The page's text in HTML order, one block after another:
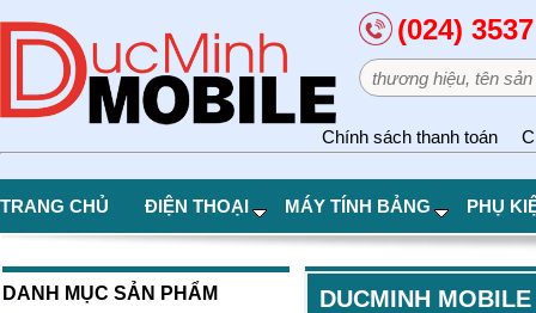
(024)
Chính sách thanh toán
TRANG CHỦ ĐIỆN THOẠI MÁY TÍNH BẢNG PHỤ
DANH MỤC SẢN PHẨM DUCMINH MOBILE